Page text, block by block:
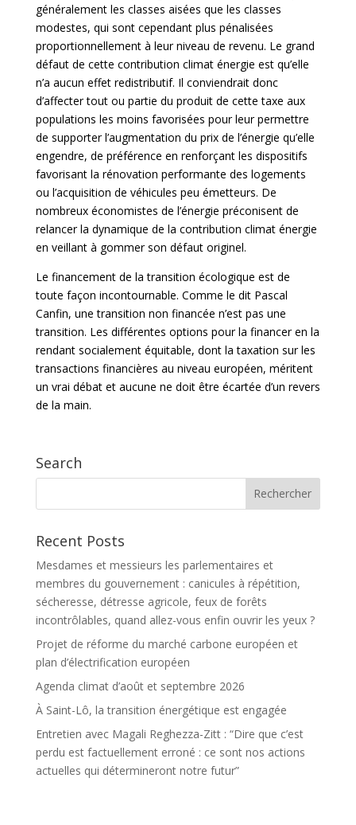
généralement les classes aisées que les classes
modestes, qui sont cependant plus pénalisées
proportionnellement à leur niveau de revenu. Le grand
défaut de cette contribution climat énergie est qu’elle
n’a aucun effet redistributif. Il conviendrait donc
d’affecter tout ou partie du produit de cette taxe aux
populations les moins favorisées pour leur permettre
de supporter l’augmentation du prix de l’énergie qu’elle
engendre, de préférence en renforçant les dispositifs
favorisant la rénovation performante des logements
ou l’acquisition de véhicules peu émetteurs. De
nombreux économistes de l’énergie préconisent de
relancer la dynamique de la contribution climat énergie
en veillant à gommer son défaut originel.
Le financement de la transition écologique est de
toute façon incontournable. Comme le dit Pascal
Canfin, une transition non financée n’est pas une
transition. Les différentes options pour la financer en la
rendant socialement équitable, dont la taxation sur les
transactions financières au niveau européen, méritent
un vrai débat et aucune ne doit être écartée d’un revers
de la main.
Search
Recent Posts
Mesdames et messieurs les parlementaires et
membres du gouvernement : canicules à répétition,
sécheresse, détresse agricole, feux de forêts
incontrôlables, quand allez-vous enfin ouvrir les yeux ?
Projet de réforme du marché carbone européen et
plan d’électrification européen
Agenda climat d’août et septembre 2026
À Saint-Lô, la transition énergétique est engagée
Entretien avec Magali Reghezza-Zitt : “Dire que c’est
perdu est factuellement erroné : ce sont nos actions
actuelles qui détermineront notre futur”